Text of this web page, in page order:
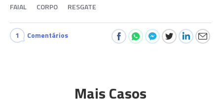
FAIAL CORPO RESGATE
1 Comentários
Mais Casos